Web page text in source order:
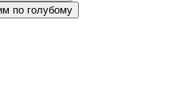
по голубому